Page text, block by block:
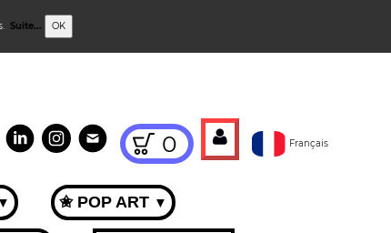
Suite... OK
0 Français
▼ ✬ POP ART ▼